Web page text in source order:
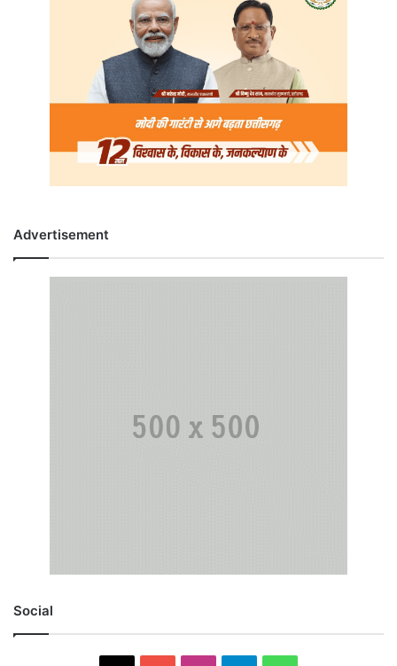
Advertisement
Social